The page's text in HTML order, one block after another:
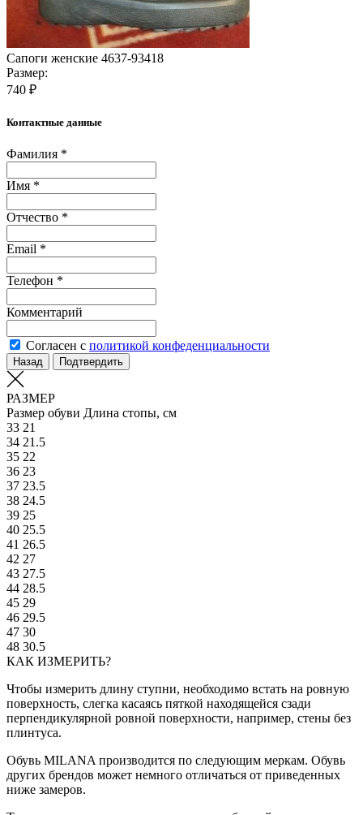
Сапоги женские 4637-93418
Размер:
740 ₽
Контактные данные
Фамилия *
Имя *
Отчество *
Email *
Телефон *
Комментарий
Согласен с политикой конфеденциальности
Назад Подтвердить
РАЗМЕР
Размер обуви Длина стопы, см
33 21
34 21.5
35 22
36 23
37 23.5
38 24.5
39 25
40 25.5
41 26.5
42 27
43 27.5
44 28.5
45 29
46 29.5
47 30
48 30.5
КАК ИЗМЕРИТЬ?
Чтобы измерить длину ступни, необходимо встать на ровную
поверхность, слегка касаясь пяткой находящейся сзади
перпендикулярной ровной поверхности, например, стены без
плинтуса.
Обувь MILANA производится по следующим меркам. Обувь
других брендов может немного отличаться от приведенных
ниже замеров.